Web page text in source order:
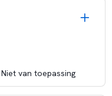
Niet van toepassing